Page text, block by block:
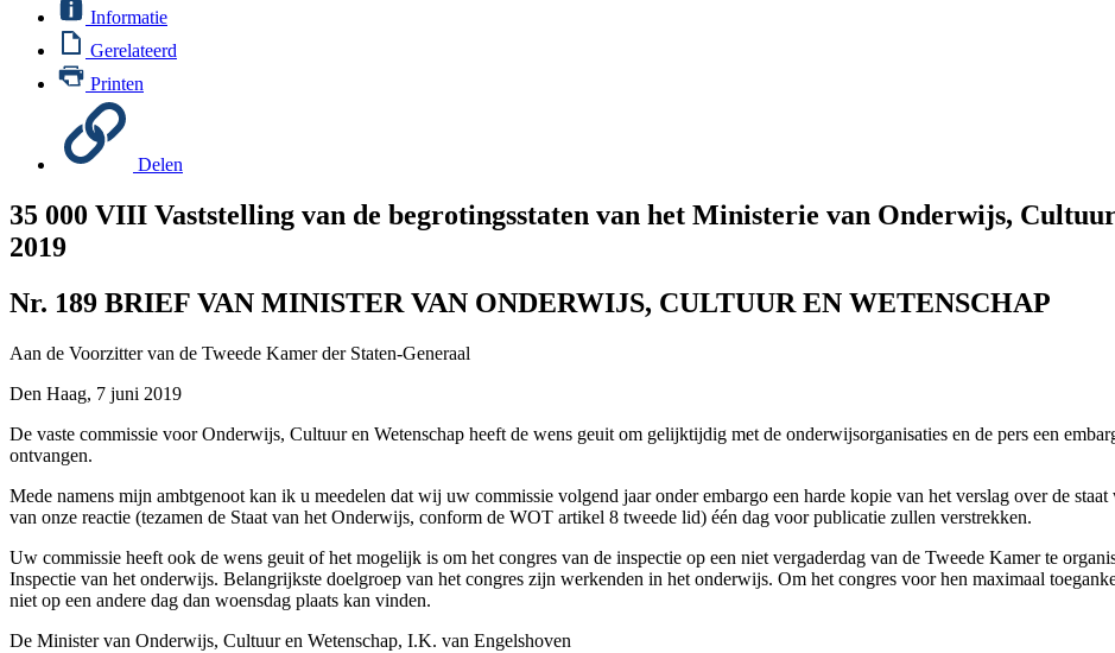
Informatie
Gerelateerd
Printen
Delen
35 000 VIII Vaststelling van de begrotingsstaten van het Ministerie van Onderwijs,
2019
Nr. 189 BRIEF VAN MINISTER VAN ONDERWIJS, CULTUUR EN WETENSCHAP
Aan de Voorzitter van de Tweede Kamer der Staten-Generaal
Den Haag, 7 juni 2019
De vaste commissie voor Onderwijs, Cultuur en Wetenschap heeft de wens geuit om gelijktijdig met de onderwijsorganisaties en de pers een
ontvangen.
Mede namens mijn ambtgenoot kan ik u meedelen dat wij uw commissie volgend jaar onder embargo een harde kopie van het verslag over de
van onze reactie (tezamen de Staat van het Onderwijs, conform de WOT artikel 8 tweede lid) één dag voor publicatie zullen verstrekken.
Uw commissie heeft ook de wens geuit of het mogelijk is om het congres van de inspectie op een niet vergaderdag van de Tweede Kamer te
Inspectie van het onderwijs. Belangrijkste doelgroep van het congres zijn werkenden in het onderwijs. Om het congres voor hen maximaal
niet op een andere dag dan woensdag plaats kan vinden.
De Minister van Onderwijs, Cultuur en Wetenschap, I.K. van Engelshoven